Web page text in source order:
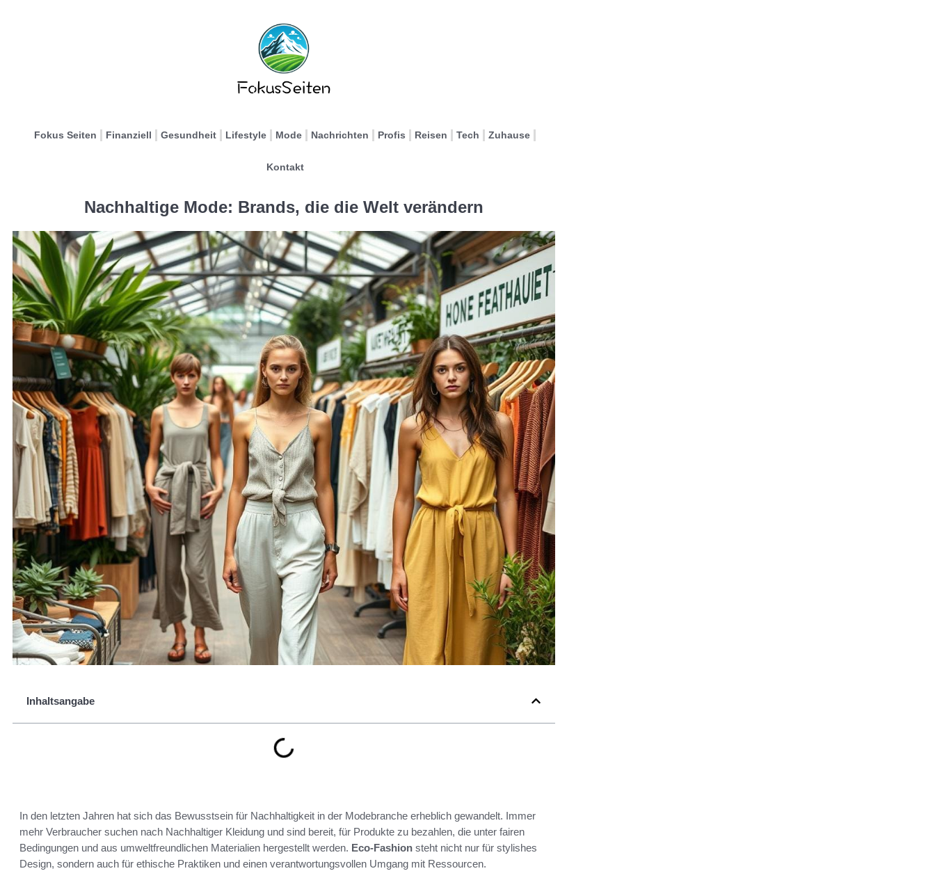
Fokus Seiten Finanziell Gesundheit Lifestyle Mode Nachrichten Profis Reisen Tech Zuhause
Kontakt
Nachhaltige Mode: Brands, die die Welt verändern
Inhaltsangabe
In den letzten Jahren hat sich das Bewusstsein für Nachhaltigkeit in der Modebranche erheblich gewandelt. Immer
mehr Verbraucher suchen nach Nachhaltiger Kleidung und sind bereit, für Produkte zu bezahlen, die unter fairen
Bedingungen und aus umweltfreundlichen Materialien hergestellt werden. Eco-Fashion steht nicht nur für stylishes
Design, sondern auch für ethische Praktiken und einen verantwortungsvollen Umgang mit Ressourcen.